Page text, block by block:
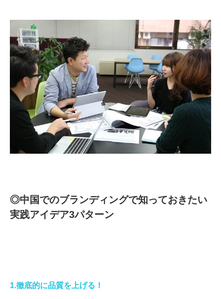
◎中国でのブランディングで知っておきたい
実践アイデア3パターン
1.徹底的に品質を上げる！